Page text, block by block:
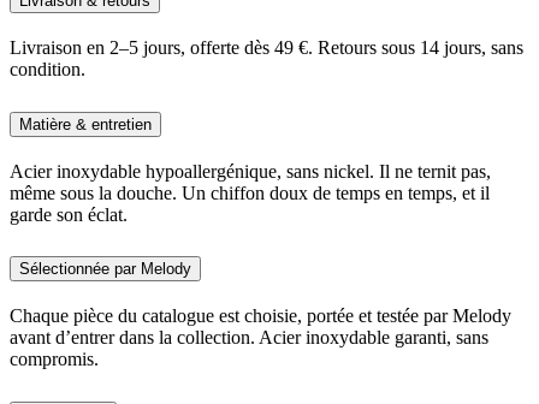
Livraison en 2–5 jours, offerte dès 49 €. Retours sous 14 jours, sans
condition.
Matière & entretien
Acier inoxydable hypoallergénique, sans nickel. Il ne ternit pas,
même sous la douche. Un chiffon doux de temps en temps, et il
garde son éclat.
Sélectionnée par Melody
Chaque pièce du catalogue est choisie, portée et testée par Melody
avant d’entrer dans la collection. Acier inoxydable garanti, sans
compromis.